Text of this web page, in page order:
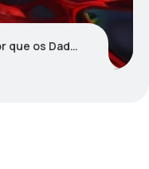
são Subutilizados